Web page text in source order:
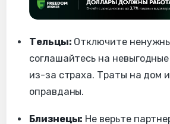
Тельцы: Отключите
соглашайтесь на
из-за страха. Траты на дом
оправданы.
Близнецы: Не верьте